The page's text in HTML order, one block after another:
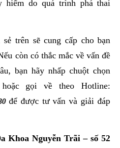
hiểm do quá trình phá thai
trên sẽ cung cấp cho bạn
còn có thắc mắc về vấn đề
bạn hãy nhấp chuột chọn
hoặc gọi về theo Hotline:
để được tư vấn và giải đáp
Khoa Nguyễn Trãi – số 52